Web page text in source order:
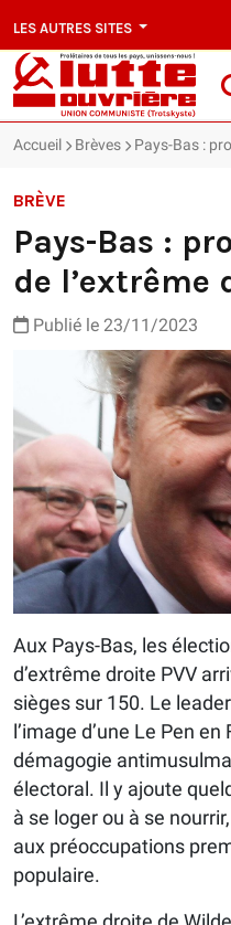
LES AUTRES SITES
Accueil Brèves Pays-Bas :
BRÈVE
Pays-Bas :
de l’extrême
Publié le 23/11/2023
Aux Pays-Bas, les
d’extrême droite PVV
sièges sur 150. Le
l’image d’une Le Pen
démagogie
électoral. Il y ajoute
à se loger ou à se
aux préoccupations
populaire.